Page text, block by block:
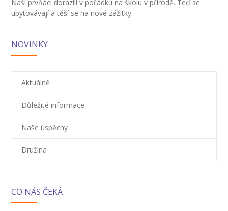
-- Netřídní učitelé
-- Vychovatelé
-- Školní poradenské pracoviště
---- Metodik prevence
Naší prvňáci dorazili v pořádku na školu v přírodě. Teď se
ubytovávají a těší se na nové zážitky.
NOVINKY
Aktuálně
Důležité informace
Naše úspěchy
Družina
CO NÁS ČEKÁ